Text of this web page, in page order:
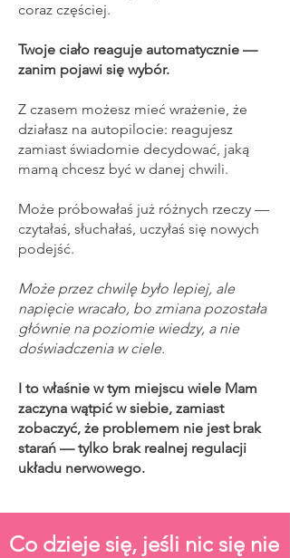
coraz częściej.
Twoje ciało reaguje automatycznie —
zanim pojawi się wybór.
Z czasem możesz mieć wrażenie, że
działasz na autopilocie: reagujesz
zamiast świadomie decydować, jaką
mamą chcesz być w danej chwili.
Może próbowałaś już różnych rzeczy —
czytałaś, słuchałaś, uczyłaś się nowych
podejść.
Może przez chwilę było lepiej, ale
napięcie wracało, bo zmiana pozostała
głównie na poziomie wiedzy, a nie
doświadczenia w ciele.
I to właśnie w tym miejscu wiele Mam
zaczyna wątpić w siebie, zamiast
zobaczyć, że problemem nie jest brak
starań — tylko brak realnej regulacji
układu nerwowego.
Co dzieje się, jeśli nic się nie